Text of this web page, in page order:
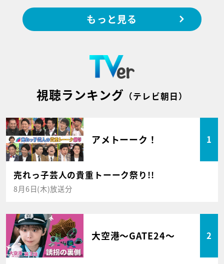
もっと見る
視聴ランキング （テレビ朝日）
アメトーーク！ 1
売れっ子芸人の貴重トーーク祭り!!
8月6日(木)放送分
大空港～GATE24～ 2